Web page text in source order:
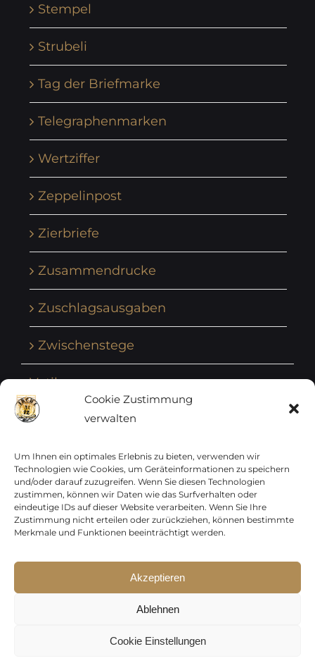
Cookie Zustimmung
verwalten
Um Ihnen ein optimales Erlebnis zu bieten, verwenden wir
Technologien wie Cookies, um Geräteinformationen zu speichern
und/oder darauf zuzugreifen. Wenn Sie diesen Technologien
zustimmen, können wir Daten wie das Surfverhalten oder
eindeutige IDs auf dieser Website verarbeiten. Wenn Sie Ihre
Zustimmung nicht erteilen oder zurückziehen, können bestimmte
Merkmale und Funktionen beeinträchtigt werden.
Akzeptieren
Ablehnen
Cookie Einstellungen
Stempel
Strubeli
Tag der Briefmarke
Telegraphenmarken
Wertziffer
Zeppelinpost
Zierbriefe
Zusammendrucke
Zuschlagsausgaben
Zwischenstege
Vatikan
Vereinte Nationen
Vorphilatelie
Zensurbelege Österreich
Zensurbelege Schweiz
|Datenschutz|Kontakt